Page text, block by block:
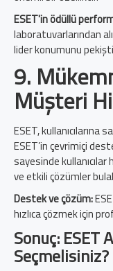
ESET'in ödüllü
laboratuvarlarından
lider konumunu
9.
Müşteri
ESET,
ESET’in çevrimiçi
sayesinde kullanıcılar
ve etkili çözümler
Destek ve çözüm:
hızlıca çözmek için
Sonuç: ESET
Seçmelisiniz?